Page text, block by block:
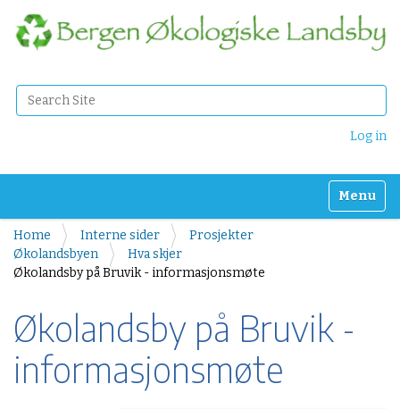
Search Site
Log in
Toggle
Home Interne sider
Prosjekter
Økolandsbyen
Hva skjer
Økolandsby på Bruvik - informasjonsmøte
Økolandsby på Bruvik -
informasjonsmøte